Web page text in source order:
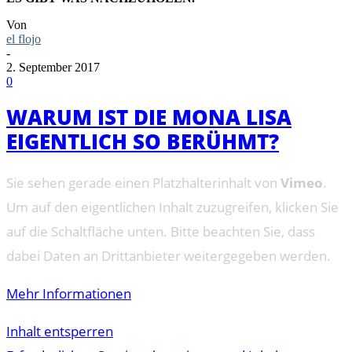
Von
el flojo
-
2. September 2017
0
WARUM IST DIE MONA LISA
EIGENTLICH SO BERÜHMT?
Sie sehen gerade einen Platzhalterinhalt von Vimeo.
Um auf den eigentlichen Inhalt zuzugreifen, klicken Sie
auf die Schaltfläche unten. Bitte beachten Sie, dass
dabei Daten an Drittanbieter weitergegeben werden.
Mehr Informationen
Inhalt entsperren